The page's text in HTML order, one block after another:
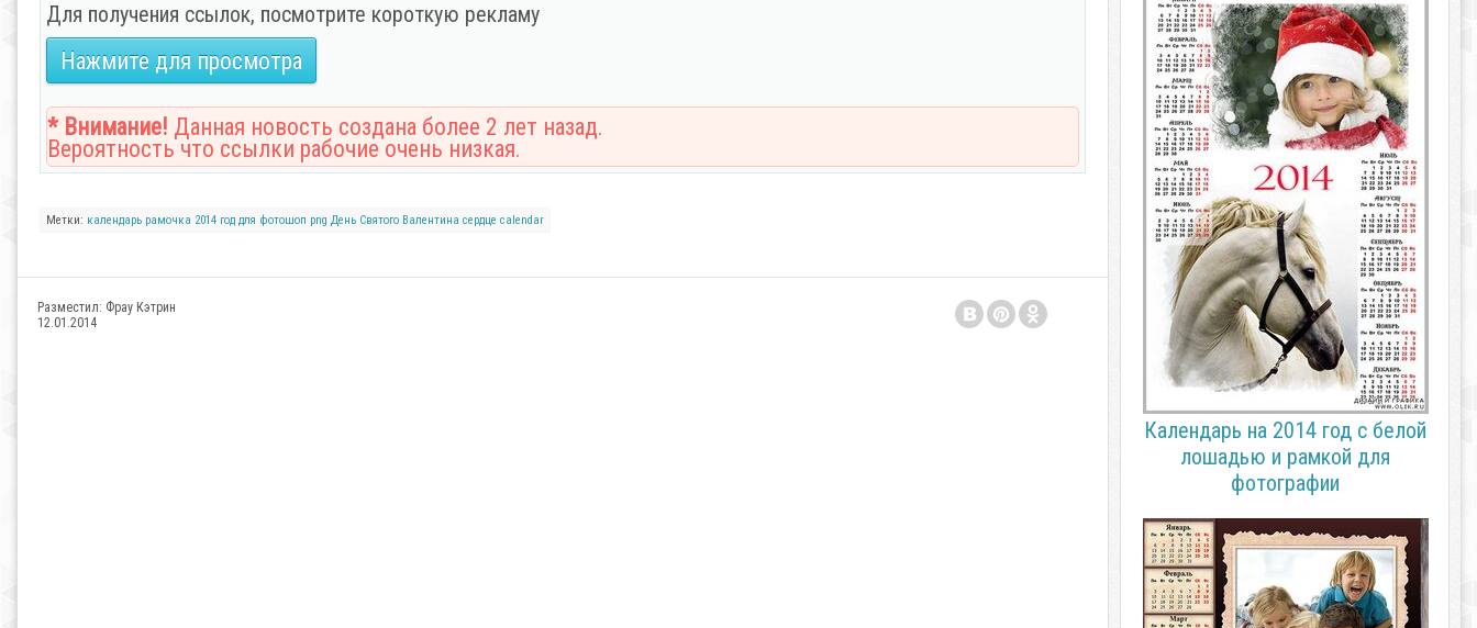
Для получения ссылок, посмотрите короткую рекламу
Нажмите для просмотра
* Внимание! Данная новость создана более 2 лет назад.
Вероятность что ссылки рабочие очень низкая.
Метки: календарь рамочка 2014 год для фотошоп png День Святого Валентина сердце calendar
Разместил: Фрау Кэтрин
12.01.2014
Календарь на 2014 год с белой
лошадью и рамкой для
фотографии